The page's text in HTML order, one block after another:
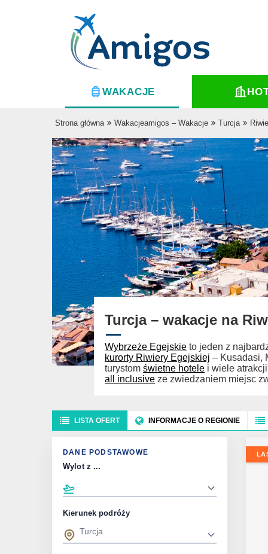
WAKACJE
Strona główna Wakacjeamigos – Wakacje Turcja
Turcja – wakacje na
Wybrzeże Egejskie to jeden z
kurorty Riwiery Egejskiej – Kusadasi,
turystomświetne hotele i wiele
all inclusive ze zwiedzaniem miejsc
LISTA OFERT INFORMACJE O REGIONIE
DANE PODSTAWOWE
Wylot z ...
Kierunek podróży